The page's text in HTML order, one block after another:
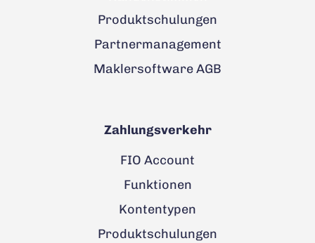
Produktschulungen
Partnermanagement
Maklersoftware AGB
Zahlungsverkehr
FIO Account
Funktionen
Kontentypen
Produktschulungen